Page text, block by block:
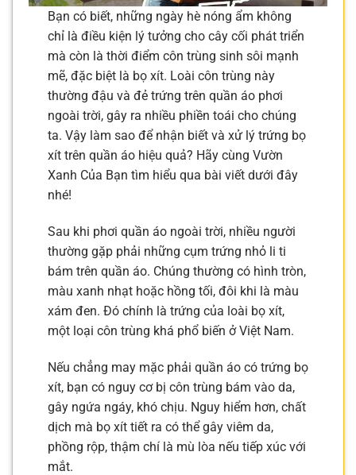
Bạn có biết, những ngày hè nóng ẩm không
chỉ là điều kiện lý tưởng cho cây cối phát triển
mà còn là thời điểm côn trùng sinh sôi mạnh
mẽ, đặc biệt là bọ xít. Loài côn trùng này
thường đậu và đẻ trứng trên quần áo phơi
ngoài trời, gây ra nhiều phiền toái cho chúng
ta. Vậy làm sao để nhận biết và xử lý trứng bọ
xít trên quần áo hiệu quả? Hãy cùng Vườn
Xanh Của Bạn tìm hiểu qua bài viết dưới đây
nhé!
Sau khi phơi quần áo ngoài trời, nhiều người
thường gặp phải những cụm trứng nhỏ li ti
bám trên quần áo. Chúng thường có hình tròn,
màu xanh nhạt hoặc hồng tối, đôi khi là màu
xám đen. Đó chính là trứng của loài bọ xít,
một loại côn trùng khá phổ biến ở Việt Nam.
Nếu chẳng may mặc phải quần áo có trứng bọ
xít, bạn có nguy cơ bị côn trùng bám vào da,
gây ngứa ngáy, khó chịu. Nguy hiểm hơn, chất
dịch mà bọ xít tiết ra có thể gây viêm da,
phồng rộp, thậm chí là mù lòa nếu tiếp xúc với
mắt.